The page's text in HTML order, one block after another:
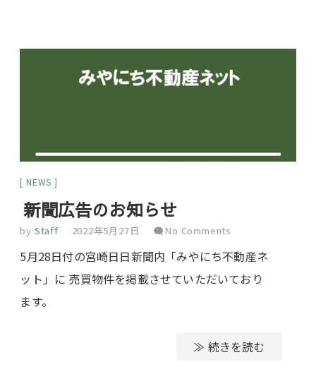
NEWS
新聞広告のお知らせ
by Staff 2022年5月27日 No Comments
5月28日付の宮崎日日新聞内「みやにち不動産ネ
ット」に 売買物件を掲載させていただいており
ます。
≫ 続きを読む